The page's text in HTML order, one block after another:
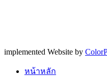
implemented Website by
หน้าหลัก